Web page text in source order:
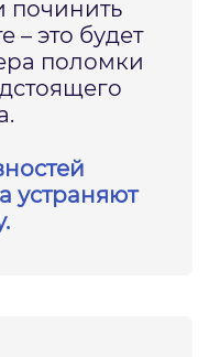
починить
– это будет
поломки
устраняют